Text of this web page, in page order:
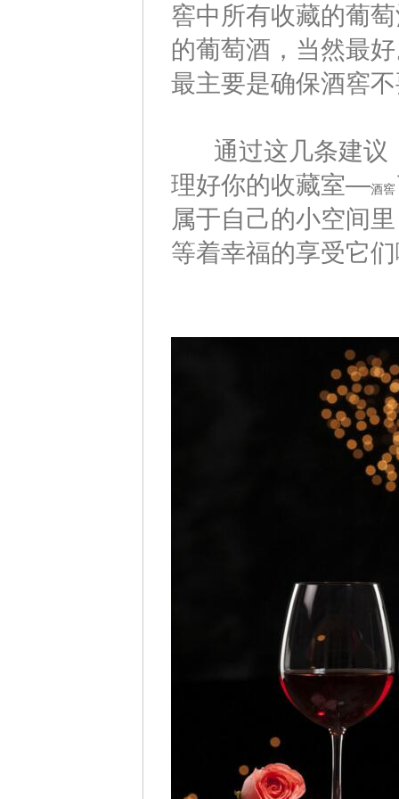
窖中所有收藏的葡
的葡萄酒，当然最
最主要是确保酒窖
通过这几条建议
理好你的收藏室—酒窖
属于自己的小空间
等着幸福的享受它